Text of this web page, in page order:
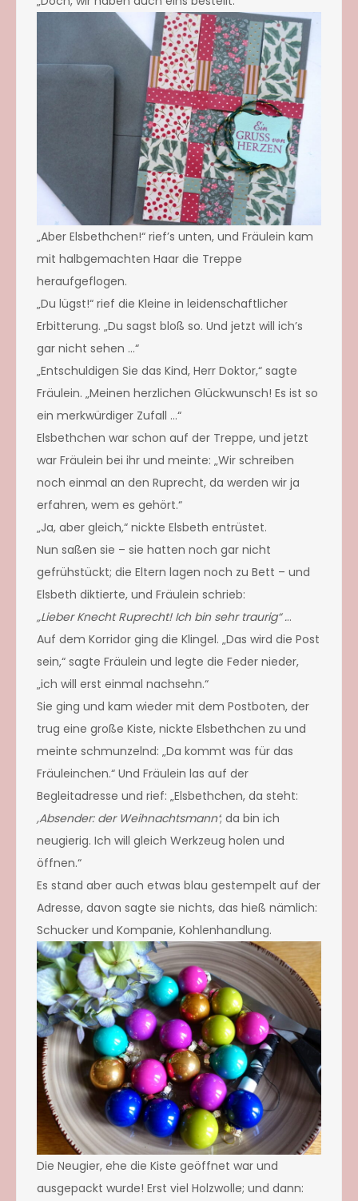
„Aber Elsbethchen!“ rief’s unten, und Fräulein kam
mit halbgemachten Haar die Treppe
heraufgeflogen.
„Du lügst!“ rief die Kleine in leidenschaftlicher
Erbitterung. „Du sagst bloß so. Und jetzt will ich’s
gar nicht sehen …“
„Entschuldigen Sie das Kind, Herr Doktor,“ sagte
Fräulein. „Meinen herzlichen Glückwunsch! Es ist so
ein merkwürdiger Zufall …“
Elsbethchen war schon auf der Treppe, und jetzt
war Fräulein bei ihr und meinte: „Wir schreiben
noch einmal an den Ruprecht, da werden wir ja
erfahren, wem es gehört.“
„Ja, aber gleich,“ nickte Elsbeth entrüstet.
Nun saßen sie – sie hatten noch gar nicht
gefrühstückt; die Eltern lagen noch zu Bett – und
Elsbeth diktierte, und Fräulein schrieb:
„Lieber Knecht Ruprecht! Ich bin sehr traurig“ ...
Auf dem Korridor ging die Klingel. „Das wird die Post
sein,“ sagte Fräulein und legte die Feder nieder,
„ich will erst einmal nachsehn.“
Sie ging und kam wieder mit dem Postboten, der
trug eine große Kiste, nickte Elsbethchen zu und
meinte schmunzelnd: „Da kommt was für das
Fräuleinchen.“ Und Fräulein las auf der
Begleitadresse und rief: „Elsbethchen, da steht:
,Absender: der Weihnachtsmann‘; da bin ich
neugierig. Ich will gleich Werkzeug holen und
öffnen.“
Es stand aber auch etwas blau gestempelt auf der
Adresse, davon sagte sie nichts, das hieß nämlich:
Schucker und Kompanie, Kohlenhandlung.
Die Neugier, ehe die Kiste geöffnet war und
ausgepackt wurde! Erst viel Holzwolle; und dann: